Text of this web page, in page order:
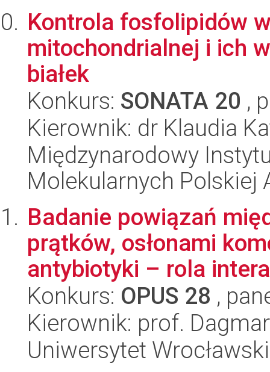
Kontrola fosfolipidów
mitochondrialnej i ich
białek
Konkurs: SONATA 20 ,
Kierownik: dr Klaudia
Międzynarodowy
Molekularnych Polskiej
Badanie powiązań
prątków, osłonami
antybiotyki – rola
Konkurs: OPUS 28 ,
Kierownik: prof.
Uniwersytet Wrocławski